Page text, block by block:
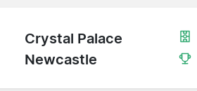
Crystal Palace
Newcastle